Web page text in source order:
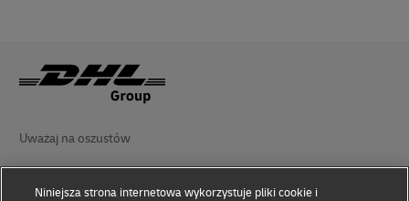
Uważaj na oszustów
Niniejsza strona internetowa wykorzystuje pliki cookie i